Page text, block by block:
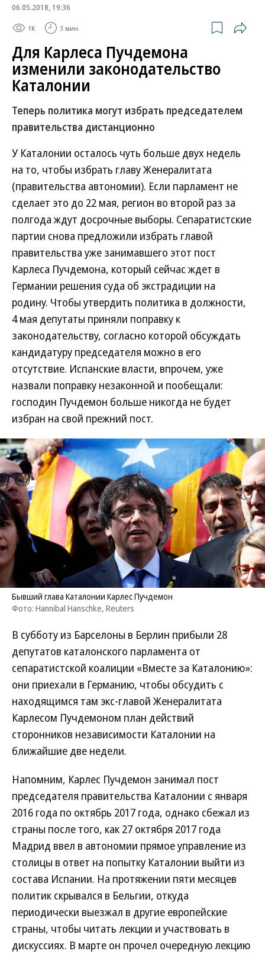
06.05.2018, 19:36
1K 3 мин.
Для Карлеса Пучдемона
изменили законодательство
Каталонии
Теперь политика могут избрать председателем
правительства дистанционно
У Каталонии осталось чуть больше двух недель
на то, чтобы избрать главу Женералитата
(правительства автономии). Если парламент не
сделает это до 22 мая, регион во второй раз за
полгода ждут досрочные выборы. Сепаратистские
партии снова предложили избрать главой
правительства уже занимавшего этот пост
Карлеса Пучдемона, который сейчас ждет в
Германии решения суда об экстрадиции на
родину. Чтобы утвердить политика в должности,
4 мая депутаты приняли поправку к
законодательству, согласно которой обсуждать
кандидатуру председателя можно в его
отсутствие. Испанские власти, впрочем, уже
назвали поправку незаконной и пообещали:
господин Пучдемон больше никогда не будет
избран на свой прежний пост.
Бывший глава Каталонии Карлес Пучдемон
Фото: Hannibal Hanschke, Reuters
В субботу из Барселоны в Берлин прибыли 28
депутатов каталонского парламента от
сепаратистской коалиции «Вместе за Каталонию»:
они приехали в Германию, чтобы обсудить с
находящимся там экс-главой Женералитата
Карлесом Пучдемоном план действий
сторонников независимости Каталонии на
ближайшие две недели.
Напомним, Карлес Пучдемон занимал пост
председателя правительства Каталонии с января
2016 года по октябрь 2017 года, однако сбежал из
страны после того, как 27 октября 2017 года
Мадрид ввел в автономии прямое управление из
столицы в ответ на попытку Каталонии выйти из
состава Испании. На протяжении пяти месяцев
политик скрывался в Бельгии, откуда
периодически выезжал в другие европейские
страны, чтобы читать лекции и участвовать в
дискуссиях. В марте он прочел очередную лекцию